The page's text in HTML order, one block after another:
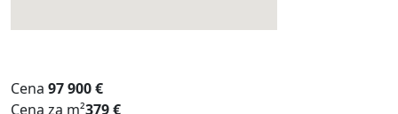
Cena 97 900 €
Cena za m²379 €